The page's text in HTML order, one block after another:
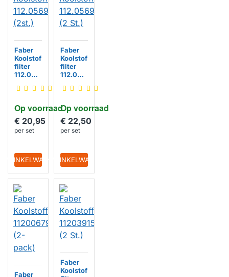
Op voorraad
Faber
Koolstof
filter
112.056
(2st.)
€ 20,95
per set
WINKELWAGEN
Op voorraad
Faber
Koolstof
filter
112.056
St.)
€ 22,50
per set
IN WINKELWAGEN
Faber
Faber
Koolstof